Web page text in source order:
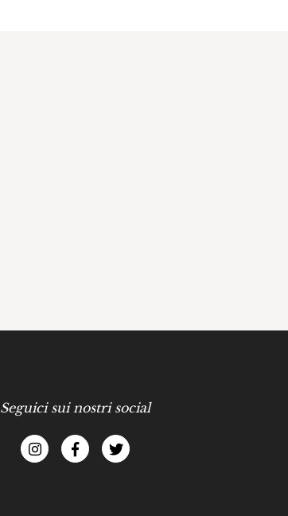
Seguici sui nostri social